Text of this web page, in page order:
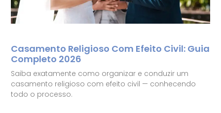
Casamento Religioso Com Efeito Civil: Guia
Completo 2026
Saiba exatamente como organizar e conduzir um
casamento religioso com efeito civil — conhecendo
todo o processo.